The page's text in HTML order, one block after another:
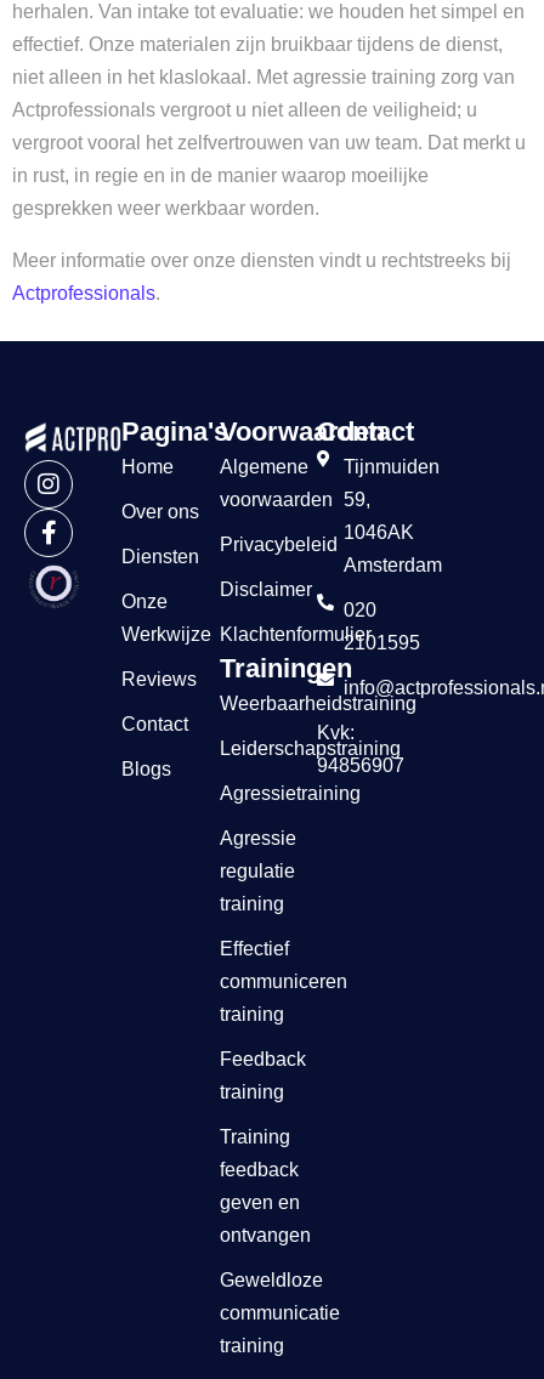
herhalen. Van intake tot evaluatie: we houden het simpel en
effectief. Onze materialen zijn bruikbaar tijdens de dienst,
niet alleen in het klaslokaal. Met agressie training zorg van
Actprofessionals vergroot u niet alleen de veiligheid; u
vergroot vooral het zelfvertrouwen van uw team. Dat merkt u
in rust, in regie en in de manier waarop moeilijke
gesprekken weer werkbaar worden.
Meer informatie over onze diensten vindt u rechtstreeks bij
Actprofessionals.
Pagina's
Home
Over ons
Diensten
Onze
Werkwijze
Reviews
Contact
Blogs
Voorwaarden
Algemene
voorwaarden
Privacybeleid
Disclaimer
Klachtenformulier
Trainingen
Weerbaarheidstraining
Leiderschapstraining
Agressietraining
Agressie
regulatie
training
Effectief
communiceren
training
Feedback
training
Training
feedback
geven en
ontvangen
Geweldloze
communicatie
training
Contact
Tijnmuiden
59,
1046AK
Amsterdam
020
2101595
Kvk:
94856907